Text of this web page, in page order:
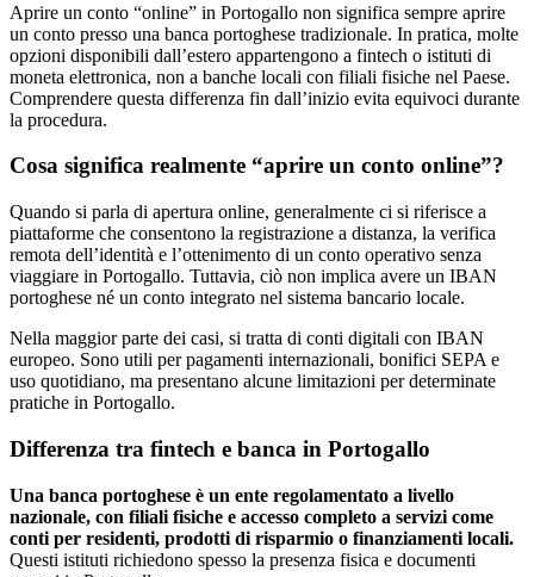
Aprire un conto “online” in Portogallo non significa sempre aprire
un conto presso una banca portoghese tradizionale. In pratica, molte
opzioni disponibili dall’estero appartengono a fintech o istituti di
moneta elettronica, non a banche locali con filiali fisiche nel Paese.
Comprendere questa differenza fin dall’inizio evita equivoci durante
la procedura.
Cosa significa realmente “aprire un conto online”?
Quando si parla di apertura online, generalmente ci si riferisce a
piattaforme che consentono la registrazione a distanza, la verifica
remota dell’identità e l’ottenimento di un conto operativo senza
viaggiare in Portogallo. Tuttavia, ciò non implica avere un IBAN
portoghese né un conto integrato nel sistema bancario locale.
Nella maggior parte dei casi, si tratta di conti digitali con IBAN
europeo. Sono utili per pagamenti internazionali, bonifici SEPA e
uso quotidiano, ma presentano alcune limitazioni per determinate
pratiche in Portogallo.
Differenza tra fintech e banca in Portogallo
Una banca portoghese è un ente regolamentato a livello
nazionale, con filiali fisiche e accesso completo a servizi come
conti per residenti, prodotti di risparmio o finanziamenti locali.
Questi istituti richiedono spesso la presenza fisica e documenti